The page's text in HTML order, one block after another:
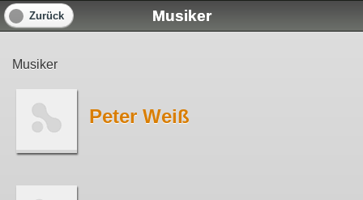
Musiker
Zurück
Musiker
Peter Weiß